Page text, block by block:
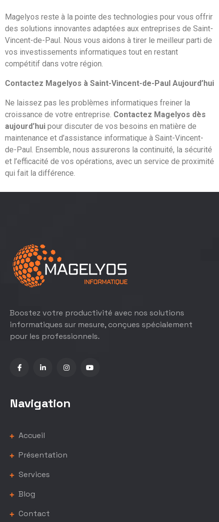
Magelyos reste à la pointe des technologies pour vous offrir
des solutions innovantes adaptées aux entreprises de Saint-
Vincent-de-Paul. Nous vous aidons à tirer le meilleur parti de
vos investissements informatiques tout en restant
compétitif dans votre région.
Contactez Magelyos à Saint-Vincent-de-Paul Aujourd’hui
Ne laissez pas les problèmes informatiques freiner la
croissance de votre entreprise. Contactez Magelyos dès
aujourd’hui pour discuter de vos besoins en matière de
maintenance et d’assistance informatique à Saint-Vincent-
de-Paul. Ensemble, nous assurerons la continuité, la sécurité
et l’efficacité de vos opérations, avec un service de proximité
qui fait la différence.
Boostez votre productivité avec nos solutions
informatiques sur mesure, conçues spécialement
pour les professionnels.
Navigation
Accueil
Présentation
Services
Blog
Contact